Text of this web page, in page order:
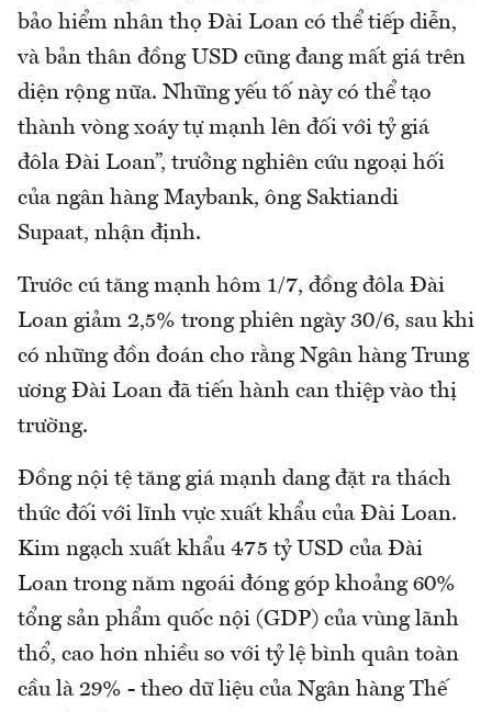
bảo hiểm nhân thọ Đài Loan có thể tiếp diễn,
và bản thân đồng USD cũng đang mất giá trên
diện rộng nữa. Những yếu tố này có thể tạo
thành vòng xoáy tự mạnh lên đối với tỷ giá
đôla Đài Loan”, trưởng nghiên cứu ngoại hối
của ngân hàng Maybank, ông Saktiandi
Supaat, nhận định.
Trước cú tăng mạnh hôm 1/7, đồng đôla Đài
Loan giảm 2,5% trong phiên ngày 30/6, sau khi
có những đồn đoán cho rằng Ngân hàng Trung
ương Đài Loan đã tiến hành can thiệp vào thị
trường.
Đồng nội tệ tăng giá mạnh dang đặt ra thách
thức đối với lĩnh vực xuất khẩu của Đài Loan.
Kim ngạch xuất khẩu 475 tỷ USD của Đài
Loan trong năm ngoái đóng góp khoảng 60%
tổng sản phẩm quốc nội (GDP) của vùng lãnh
thổ, cao hơn nhiều so với tỷ lệ bình quân toàn
cầu là 29% - theo dữ liệu của Ngân hàng Thế